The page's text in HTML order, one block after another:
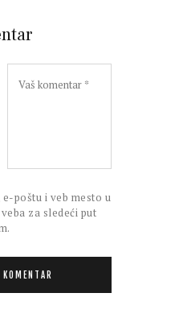
e-poštu i veb mesto u
za sledeći put